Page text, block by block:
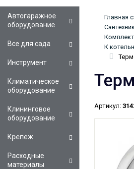
Главная
К
Артикул:
Автогаражное
оборудование
Все для сада
Инструмент
Климатическое
оборудование
Клининговое
оборудование
Крепеж
Расходные
материалы